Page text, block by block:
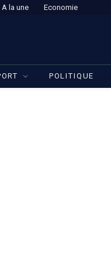
A la une Economie
POLITIQUE